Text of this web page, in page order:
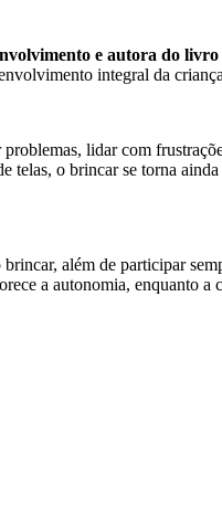
e autora do
integral da
lidar com
o brincar se torna
além de participar
a autonomia, enquanto